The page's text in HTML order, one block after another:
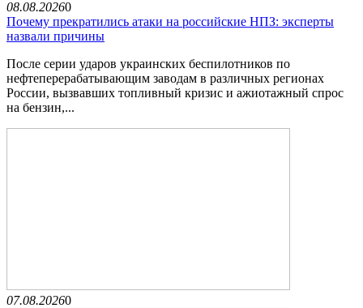
08.08.20260
Почему прекратились атаки на российские НПЗ: эксперты
назвали причины
После серии ударов украинских беспилотников по
нефтеперерабатывающим заводам в различных регионах
России, вызвавших топливный кризис и ажиотажный спрос
на бензин,...
07.08.20260